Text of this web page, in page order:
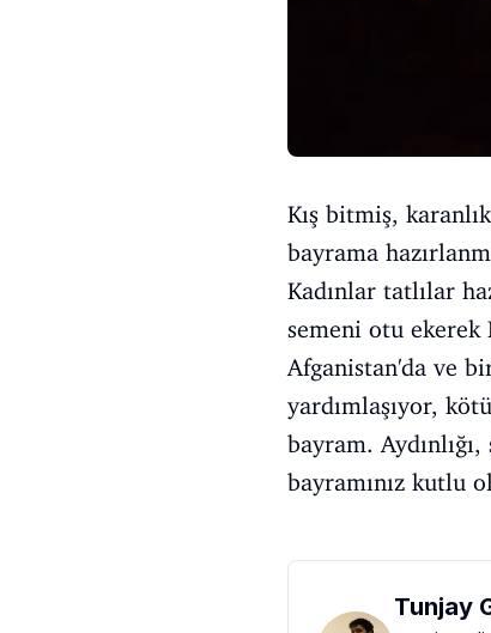
Kış bitmiş,
bayrama
Kadınlar tatlılar
semeni otu ekerek
Afganistan'da ve
yardımlaşıyor,
bayram.
bayramınız kutlu
Tunjay